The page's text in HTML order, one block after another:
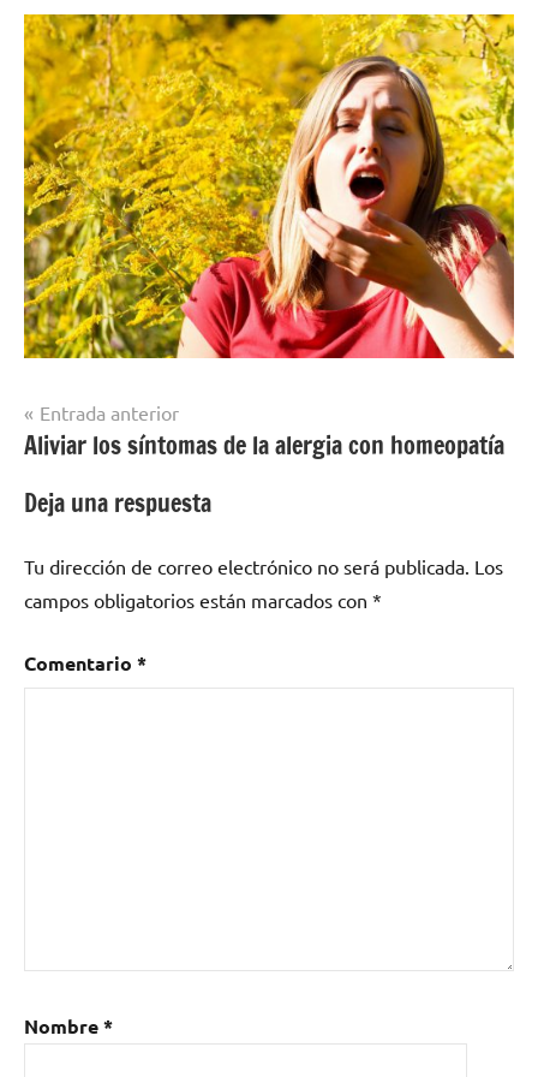
Navegación
de
entradas
Entrada anterior
Aliviar los síntomas de la alergia con homeopatía
Deja una respuesta
Tu dirección de correo electrónico no será publicada. Los
campos obligatorios están marcados con *
Comentario *
Nombre*